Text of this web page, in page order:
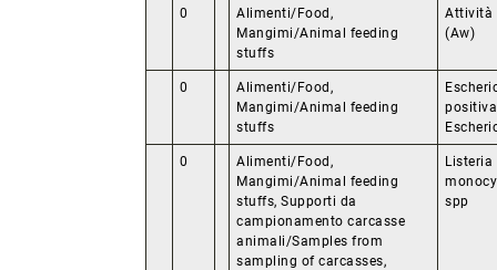
0
Alimenti/Food,
Mangimi/Animal feeding
stuffs
Attività
(Aw)
0
Alimenti/Food,
Mangimi/Animal feeding
stuffs
0
Alimenti/Food,
Mangimi/Animal feeding
stuffs, Supporti da
campionamento carcasse
animali/Samples from
sampling of carcasses,
spp